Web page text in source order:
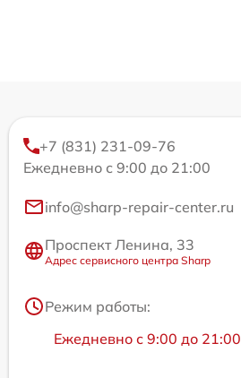
+7 (831) 231-09-76
Ежедневно с 9:00 до 21:00
info@sharp-repair-center.ru
Проспект Ленина, 33
Адрес сервисного центра Sharp
Режим работы:
Ежедневно с 9:00 до 21:00